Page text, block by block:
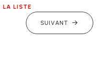
LA LISTE
SUIVANT